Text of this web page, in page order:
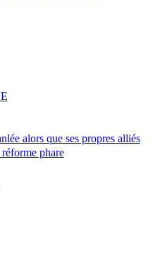
alors que ses propres alliés
phare